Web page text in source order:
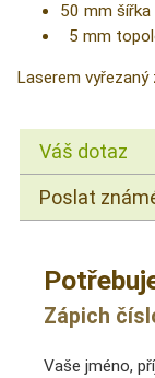
50 mm šířka
5 mm
Laserem
Váš dotaz
Poslat
Zápich
Vaše jméno,